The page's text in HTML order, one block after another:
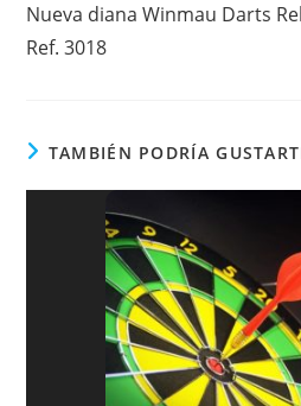
artículos
Nueva diana Winmau Darts
Ref. 3018
TAMBIÉN PODRÍA